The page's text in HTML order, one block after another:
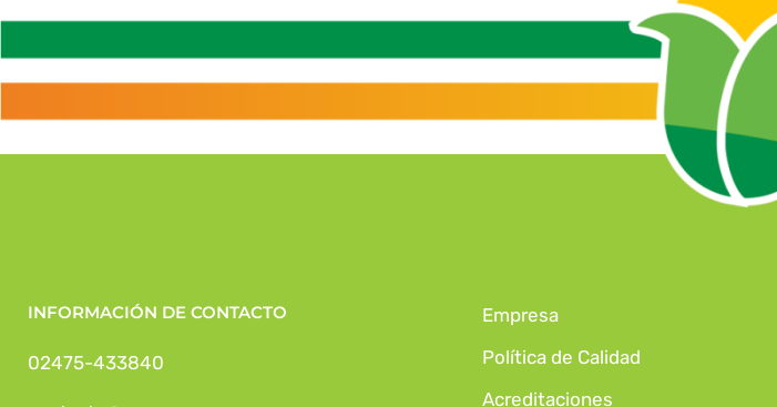
INFORMACIÓN DE CONTACTO
02475-433840
Empresa
Política de Calidad
Acreditaciones